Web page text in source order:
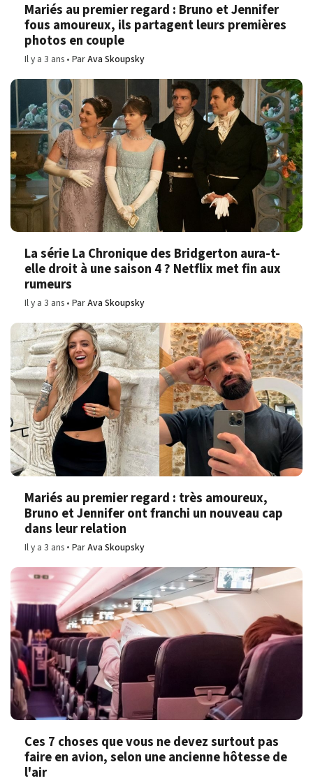
Mariés au premier regard : Bruno et Jennifer
fous amoureux, ils partagent leurs premières
photos en couple
Il y a 3 ans ParAva Skoupsky
La série La Chronique des Bridgerton aura-t-
elle droit à une saison 4 ? Netflix met fin aux
rumeurs
Il y a 3 ans ParAva Skoupsky
Mariés au premier regard : très amoureux,
Bruno et Jennifer ont franchi un nouveau cap
dans leur relation
Il y a 3 ans ParAva Skoupsky
Ces 7 choses que vous ne devez surtout pas
faire en avion, selon une ancienne hôtesse de
l'air